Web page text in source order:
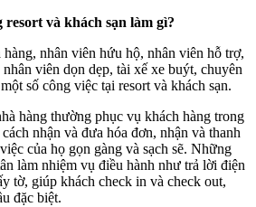
và khách sạn làm gì?
hàng, nhân viên hứu hộ, nhân viên hỗ trợ,
viên dọn dẹp, tài xế xe buýt, chuyên
số công việc tại resort và khách sạn.
hàng thường phục vụ khách hàng trong
nhận và đưa hóa đơn, nhận và thanh
của họ gọn gàng và sạch sẽ. Những
làm nhiệm vụ điều hành như trả lời điện
tờ, giúp khách check in và check out,
đặc biệt.